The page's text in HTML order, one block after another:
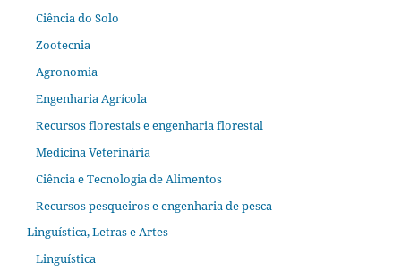
Ciência do Solo
Zootecnia
Agronomia
Engenharia Agrícola
Recursos florestais e engenharia florestal
Medicina Veterinária
Ciência e Tecnologia de Alimentos
Recursos pesqueiros e engenharia de pesca
Linguística, Letras e Artes
Linguística